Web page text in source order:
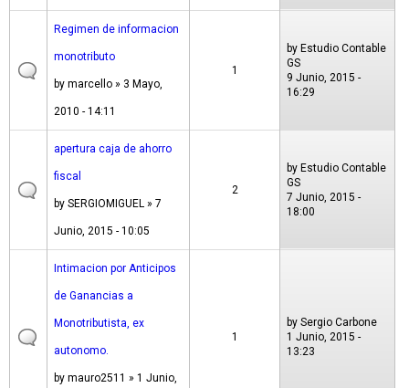
Regimen de informacion
monotributo
by marcello » 3 Mayo,
2010 - 14:11
1
by Estudio Contable
GS
9 Junio, 2015 -
16:29
apertura caja de ahorro
fiscal
by SERGIOMIGUEL » 7
Junio, 2015 - 10:05
2
by Estudio Contable
GS
7 Junio, 2015 -
18:00
Intimacion por Anticipos
de Ganancias a
Monotributista, ex
autonomo.
by mauro2511 » 1 Junio,
1
by Sergio Carbone
1 Junio, 2015 -
13:23